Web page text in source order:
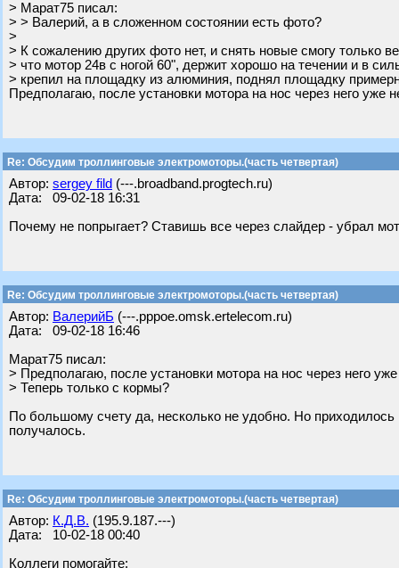
> Марат75 писал:
> > Валерий, а в сложенном состоянии есть фото?
>
> К сожалению других фото нет, и снять новые смогу только
> что мотор 24в с ногой 60", держит хорошо на течении и в
> крепил на площадку из алюминия, поднял площадку
Предполагаю, после установки мотора на нос через него уже
Re: Обсудим троллинговые электромоторы.(часть четвертая)
Автор: sergey fild (---.broadband.progtech.ru)
Дата: 09-02-18 16:31
Почему не попрыгает? Ставишь все через слайдер - убрал
Re: Обсудим троллинговые электромоторы.(часть четвертая)
Автор: ВалерийБ (---.pppoe.omsk.ertelecom.ru)
Дата: 09-02-18 16:46
Марат75 писал:
> Предполагаю, после установки мотора на нос через него
> Теперь только с кормы?
По большому счету да, несколько не удобно. Но приходилось
получалось.
Re: Обсудим троллинговые электромоторы.(часть четвертая)
Автор: К.Д.В. (195.9.187.---)
Дата: 10-02-18 00:40
Коллеги помогайте: